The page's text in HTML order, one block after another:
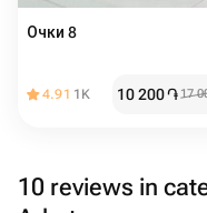
Очки 8
4.91 1K 10 200֏17
10 reviews in